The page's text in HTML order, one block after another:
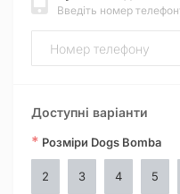
Введіть номер
Доступні варіанти
* Розміри Dogs Bomba
2 3 4 5